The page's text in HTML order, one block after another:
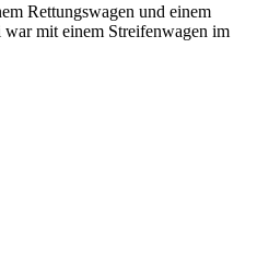
Rettungswagen und einem
mit einem Streifenwagen im